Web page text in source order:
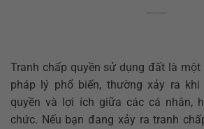
Tranh chấp quyền sử dụng đất là
pháp lý phổ biến, thường xảy ra
quyền và lợi ích giữa các cá nhân,
chức. Nếu bạn đang xảy ra tranh